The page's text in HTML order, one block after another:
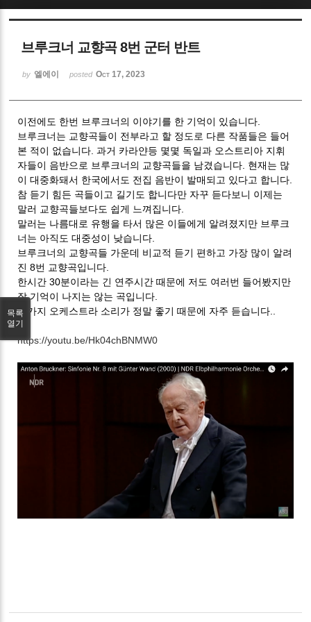
브루크너 교향곡 8번 군터 반트
by 엘에이 posted Oct 17, 2023
이전에도 한번 브루크너의 이야기를 한 기억이 있습니다.
브루크너는 교향곡들이 전부라고 할 정도로 다른 작품들은 들어
본 적이 없습니다. 과거 카라얀등 몇몇 독일과 오스트리아 지휘
자들이 음반으로 브루크너의 교향곡들을 남겼습니다. 현재는 많
이 대중화돼서 한국에서도 전집 음반이 발매되고 있다고 합니다.
참 듣기 힘든 곡들이고 길기도 합니다만 자꾸 듣다보니 이제는
말러 교향곡들보다도 쉽게 느껴집니다.
말러는 나름대로 유행을 타서 많은 이들에게 알려졌지만 브루크
너는 아직도 대중성이 낮습니다.
브루크너의 교향곡들 가운데 비교적 듣기 편하고 가장 많이 알려
진 8번 교향곡입니다.
한시간 30분이라는 긴 연주시간 때문에 저도 여러번 들어봤지만
잘 기억이 나지는 않는 곡입니다.
한가지 오케스트라 소리가 정말 좋기 때문에 자주 듣습니다..
https://youtu.be/Hk04chBNMW0
목록
열기
Sketchbook5, 스케치북5
Sketchbook5, 스케치북5